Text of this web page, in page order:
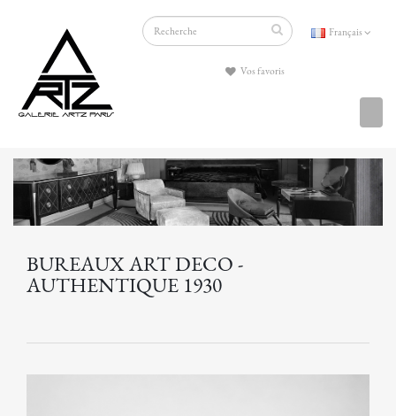
Français
Vos favoris
BUREAUX ART DECO -
AUTHENTIQUE 1930